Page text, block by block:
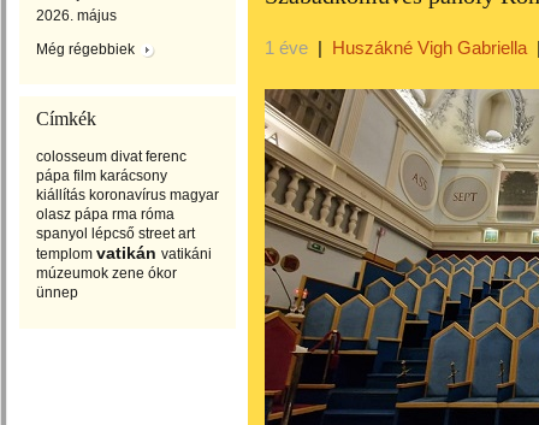
2026. május
Még régebbiek
Címkék
colosseum divat ferenc
pápa film karácsony
kiállítás koronavírus magyar
olasz pápa rma róma
spanyol lépcső street art
templom vatikán vatikáni
múzeumok zene ókor
ünnep
1 éve | Huszákné Vigh Gabriella